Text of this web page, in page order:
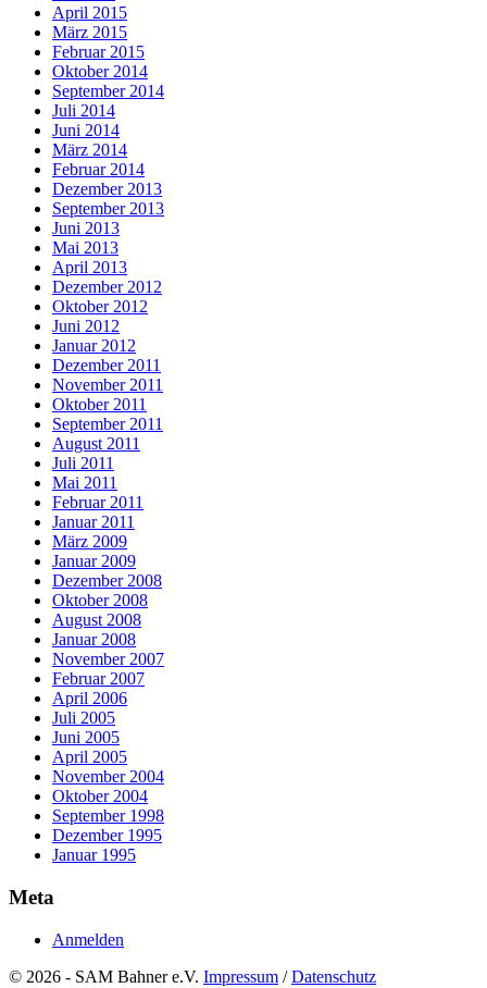
April 2015
März 2015
Februar 2015
Oktober 2014
September 2014
Juli 2014
Juni 2014
März 2014
Februar 2014
Dezember 2013
September 2013
Juni 2013
Mai 2013
April 2013
Dezember 2012
Oktober 2012
Juni 2012
Januar 2012
Dezember 2011
November 2011
Oktober 2011
September 2011
August 2011
Juli 2011
Mai 2011
Februar 2011
Januar 2011
März 2009
Januar 2009
Dezember 2008
Oktober 2008
August 2008
Januar 2008
November 2007
Februar 2007
April 2006
Juli 2005
Juni 2005
April 2005
November 2004
Oktober 2004
September 1998
Dezember 1995
Januar 1995
Meta
Anmelden
© 2026 - SAM Bahner e.V. Impressum /Datenschutz